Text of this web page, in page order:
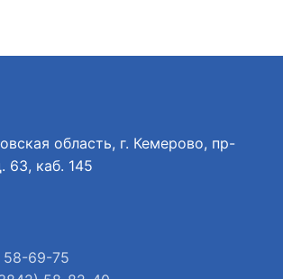
область, г. Кемерово, пр-
63, каб. 145
69-75